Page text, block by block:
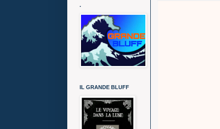
.
IL GRANDE BLUFF